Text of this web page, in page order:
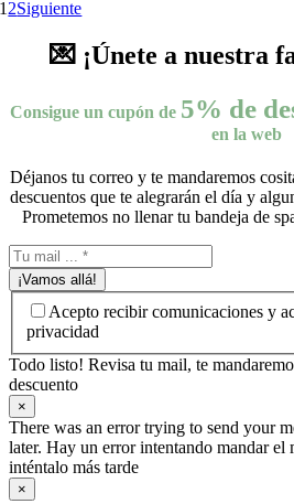
1 2Siguiente
💌 ¡Únete a nuestra
Consigue un cupón de 5% de
en la web
Déjanos tu correo y te mandaremos
descuentos que te alegrarán el día y
Prometemos no llenar tu bandeja de
¡Vamos allá!
Acepto recibir comunicaciones y
privacidad
Todo listo! Revisa tu mail, te
descuento
×
There was an error trying to send your
later. Hay un error intentando mandar el
inténtalo más tarde
×